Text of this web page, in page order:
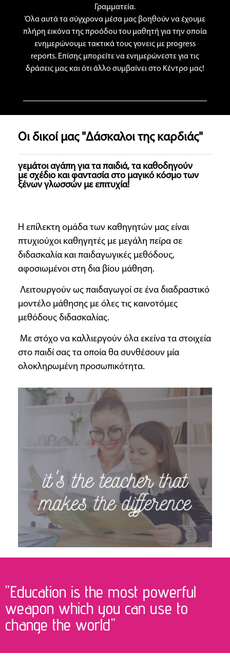
Γραμματεία.
Όλα αυτά τα σύγχρονα μέσα μας βοηθούν να έχουμε
πλήρη εικόνα της προόδου του μαθητή για την οποία
ενημερώνουμε τακτικά τους γονεις με progress
reports. Επίσης μπορείτε να ενημερώνεστε για τις
δράσεις μας και ότι άλλο συμβαίνει στο Κέντρο μας!
Οι δικοί μας "Δάσκαλοι της καρδιάς"
γεμάτοι αγάπη για τα παιδιά, τα καθοδηγούν
με σχέδιο και φαντασία στο μαγικό κόσμο των
ξένων γλωσσών με επιτυχία!
Η επίλεκτη ομάδα των καθηγητών μας είναι
πτυχιούχοι καθηγητές με μεγάλη πείρα σε
διδασκαλία και παιδαγωγικές μεθόδους,
αφοσιωμένοι στη δια βίου μάθηση.
Λειτουργούν ως παιδαγωγοί σε ένα διαδραστικό
μοντέλο μάθησης με όλες τις καινοτόμες
μεθόδους διδασκαλίας.
Με στόχο να καλλιεργούν όλα εκείνα τα στοιχεία
στο παιδί σας τα οποία θα συνθέσουν μία
ολοκληρωμένη προσωπικότητα.
"Education is the most powerful
weapon which you can use to
change the world"